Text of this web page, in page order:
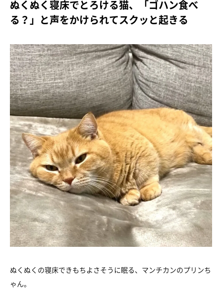
ぬくぬく寝床でとろける猫、「ゴハン食べ
る？」と声をかけられてスクッと起きる
ぬくぬくの寝床できもちよさそうに眠る、マンチカンのプリンち
ゃん。